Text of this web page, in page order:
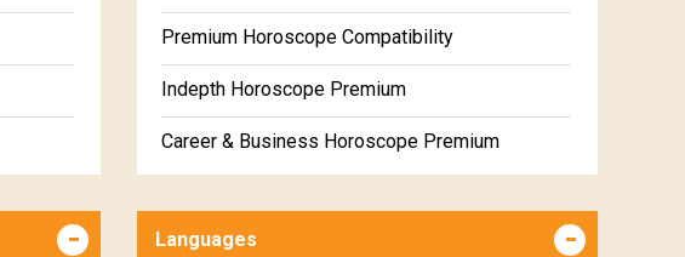
Premium Horoscope Compatibility
Indepth Horoscope Premium
Career & Business Horoscope Premium
Marriage Horoscope Premium
Languages